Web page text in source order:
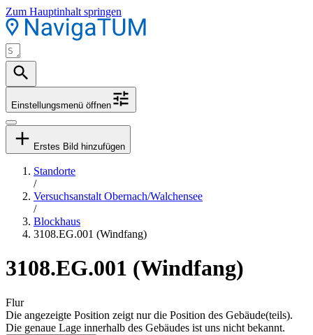
Zum Hauptinhalt springen
Einstellungsmenü öffnen
Erstes Bild hinzufügen
Standorte
/
Versuchsanstalt Obernach/Walchensee
/
Blockhaus
3108.EG.001 (Windfang)
3108.EG.001 (Windfang)
Flur
Die angezeigte Position zeigt nur die Position des Gebäude(teils).
Die genaue Lage innerhalb des Gebäudes ist uns nicht bekannt.